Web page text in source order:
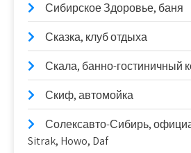
Сибирское Здоровье, баня
Сказка, клуб отдыха
Скала, банно-гостиничный
Скиф, автомойка
Солексавто-Сибирь,
Sitrak, Howo, Daf